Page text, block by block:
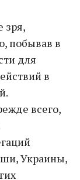
зря,
побывав в
для
в
всего,
Украины,